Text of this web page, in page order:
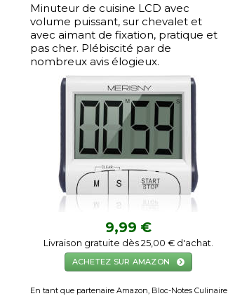
Minuteur de cuisine LCD avec
volume puissant, sur chevalet et
avec aimant de fixation, pratique et
pas cher. Plébiscité par de
nombreux avis élogieux.
9,99 €
Livraison gratuite dès 25,00 € d'achat.
ACHETEZ SUR AMAZON
En tant que partenaire Amazon, Bloc-Notes Culinaire